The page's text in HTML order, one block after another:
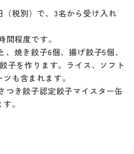
（税別）で、3名から受け入れ
間程度です。
、焼き餃子6個、揚げ餃子5個、
子を作ります。ライス、ソフト
も含まれます。
つき餃子認定餃子マイスター缶
。